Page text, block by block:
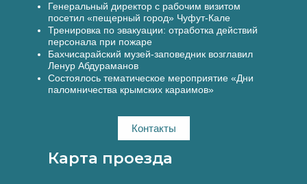
Генеральный директор с рабочим визитом
посетил «пещерный город» Чуфут-Кале
Тренировка по эвакуации: отработка действий
персонала при пожаре
Бахчисарайский музей-заповедник возглавил
Ленур Абдураманов
Состоялось тематическое мероприятие «Дни
паломничества крымских караимов»
Контакты
Карта проезда